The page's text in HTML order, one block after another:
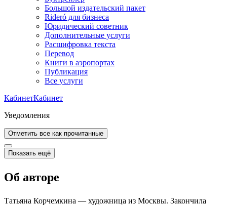
Большой издательский пакет
Rideró для бизнеса
Юридический советник
Дополнительные услуги
Расшифровка текста
Перевод
Книги в аэропортах
Публикация
Все услуги
КабинетКабинет
Уведомления
Отметить все как прочитанные
Показать ещё
Об авторе
Татьяна Корчемкина — художница из Москвы. Закончила